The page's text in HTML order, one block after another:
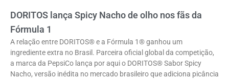
DORITOS lança Spicy Nacho de olho nos fãs da
Fórmula 1
A relação entre DORITOS® e a Fórmula 1® ganhou um
ingrediente extra no Brasil. Parceira oficial global da competição,
a marca da PepsiCo lança por aqui o DORITOS® Sabor Spicy
Nacho, versão inédita no mercado brasileiro que adiciona picância